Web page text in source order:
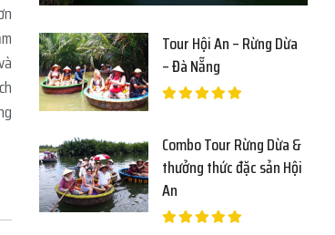
Tour Hội An – Rừng Dừa
– Đà Nẵng
Combo Tour Rừng Dừa &
thưởng thức đặc sản Hội
An